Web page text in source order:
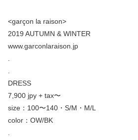
<garçon la raison>
2019 AUTUMN & WINTER
www.garconlaraison.jp
DRESS
7,900 jpy + tax〜
size：100〜140・S/M・M/L
color：OW/BK